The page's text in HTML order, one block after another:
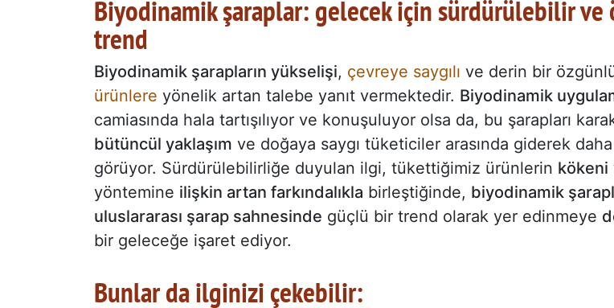
Biyodinamik şaraplar: gelecek için sürdürülebilir ve
trend
Biyodinamik şarapların yükselişi, çevreye saygılı ve derin bir
ürünlere yönelik artan talebe yanıt vermektedir. Biyodinamik
camiasında hala tartışılıyor ve konuşuluyor olsa da, bu şarapları
bütüncül yaklaşım ve doğaya saygı tüketiciler arasında giderek
görüyor. Sürdürülebilirliğe duyulan ilgi, tükettiğimiz ürünlerin kökeni
yöntemine ilişkin artan farkındalıkla birleştiğinde, biyodinamik
uluslararası şarap sahnesinde güçlü bir trend olarak yer edinmeye
bir geleceğe işaret ediyor.
Bunlar da ilginizi çekebilir: